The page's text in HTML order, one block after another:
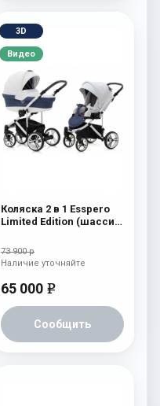
3D
Видео
Коляска 2 в 1 Esspero
Limited Edition (шасси
73 900 р
65 000 e
Сообщить
Наличие уточняйте